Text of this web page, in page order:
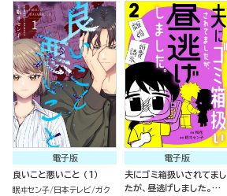
電子版
良いこと悪いこと （1）
眠ヰセン子 日本テレビ ガク
電子版
夫にゴミ箱扱いされてまし
たが、昼逃げしました。